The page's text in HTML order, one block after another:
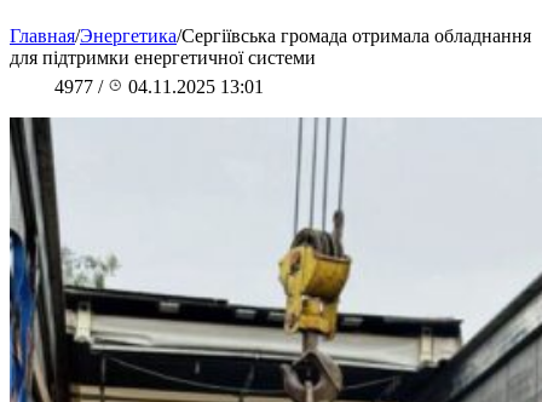
Главная/Энергетика/Сергіївська громада отримала обладнання
для підтримки енергетичної системи
4977 / 04.11.2025 13:01